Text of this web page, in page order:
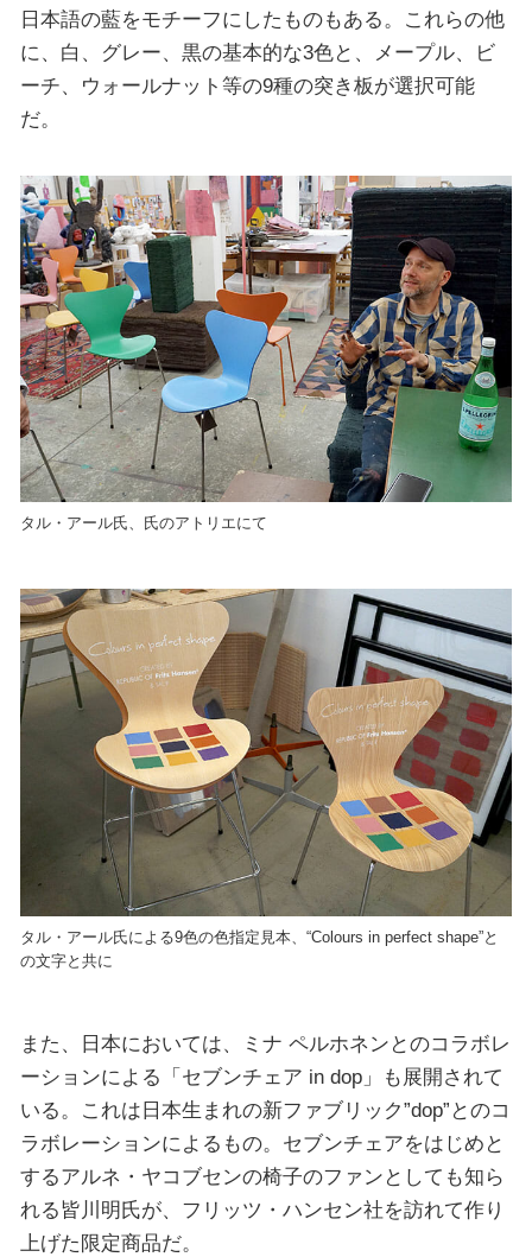
日本語の藍をモチーフにしたものもある。これらの他
に、白、グレー、黒の基本的な3色と、メープル、ビ
ーチ、ウォールナット等の9種の突き板が選択可能
だ。
タル・アール氏、氏のアトリエにて
タル・アール氏による9色の色指定見本、“Colours in perfect shape”と
の文字と共に
また、日本においては、ミナ ペルホネンとのコラボレ
ーションによる「セブンチェア in dop」も展開されて
いる。これは日本生まれの新ファブリック”dop”とのコ
ラボレーションによるもの。セブンチェアをはじめと
するアルネ・ヤコブセンの椅子のファンとしても知ら
れる皆川明氏が、フリッツ・ハンセン社を訪れて作り
上げた限定商品だ。